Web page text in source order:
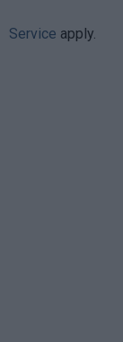
Service apply.